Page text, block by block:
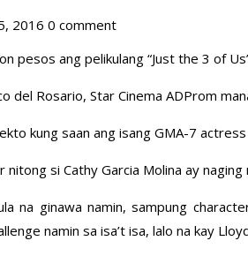
2016 0 comment
pesos ang pelikulang “Just the 3 of
del Rosario, Star Cinema ADProm
kung saan ang isang GMA-7
nitong si Cathy Garcia Molina ay
na ginawa namin, sampung
namin sa isa’t isa, lalo na kay